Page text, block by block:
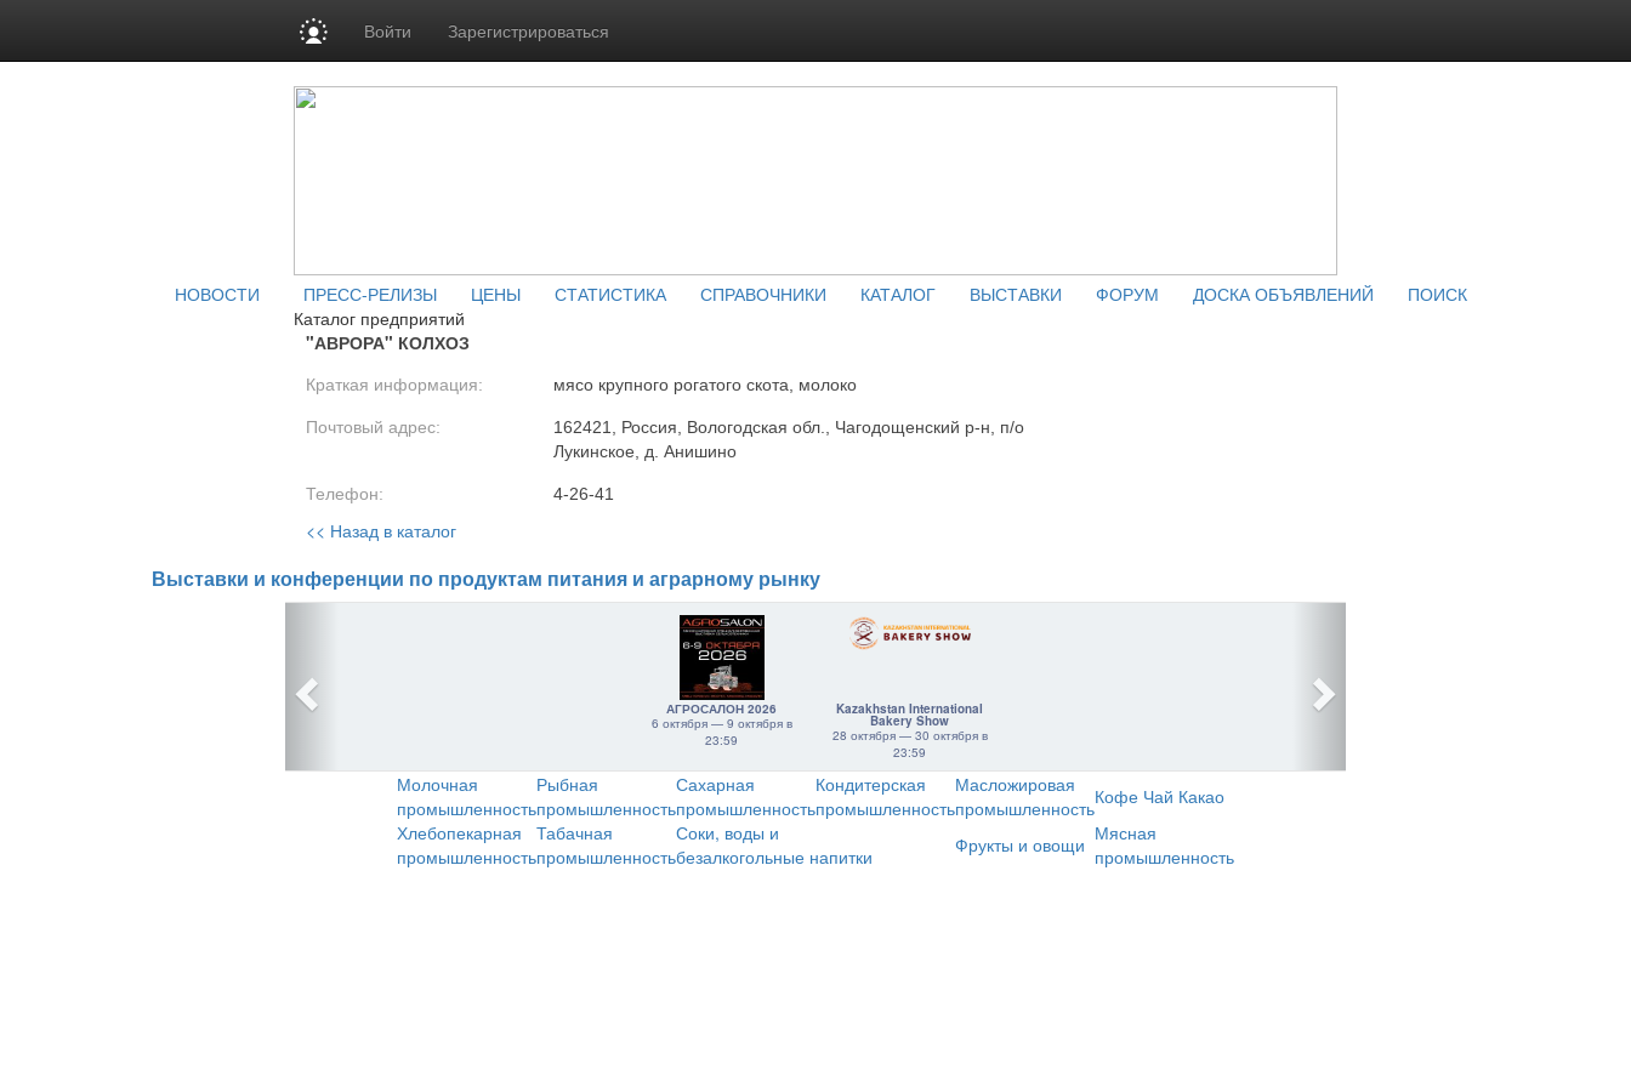
Войти Зарегистрироваться
НОВОСТИ ПРЕСС-РЕЛИЗЫ ЦЕНЫ СТАТИСТИКА СПРАВОЧНИКИ КАТАЛОГ ВЫСТАВКИ ФОРУМ ДОСКА ОБЪЯВЛЕНИЙ
ПОИСК
Каталог предприятий
"АВРОРА" КОЛХОЗ
Краткая информация: мясо крупного рогатого скота, молоко
Почтовый адрес:
162421, Россия, Вологодская обл., Чагодощенский р-н, п/о
Лукинское, д. Анишино
Телефон: 4-26-41
<< Назад в каталог
Выставки и конференции по продуктам питания и аграрному рынку
АГРОСАЛОН 2026
6 октября — 9 октября в
23:59
Kazakhstan International
Bakery Show
28 октября — 30 октября в
23:59
Молочная
промышленность
Рыбная
промышленность
Сахарная
промышленность
Кондитерская
промышленность
Масложировая
промышленностьКофе Чай Какао
Хлебопекарная
промышленность
Табачная
промышленность
Соки, воды и
безалкогольные напитки
Фрукты и овощи Мясная
промышленность